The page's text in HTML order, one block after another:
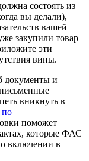
состоять из
вы делали),
вашей
закупили товар
эти
вины.
документы и
вникнуть в
поможет
которые ФАС
включении в